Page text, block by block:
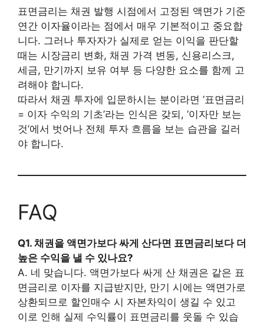
표면금리는 채권 발행 시점에서 고정된 액면가 기준
연간 이자율이라는 점에서 매우 기본적이고 중요합
니다. 그러나 투자자가 실제로 얻는 이익을 판단할
때는 시장금리 변화, 채권 가격 변동, 신용리스크,
세금, 만기까지 보유 여부 등 다양한 요소를 함께 고
려해야 합니다.
따라서 채권 투자에 입문하시는 분이라면 ‘표면금리
= 이자 수익의 기초’라는 인식은 갖되, ‘이자만 보는
것’에서 벗어나 전체 투자 흐름을 보는 습관을 길러
야 합니다.
FAQ
Q1. 채권을 액면가보다 싸게 산다면 표면금리보다 더
높은 수익을 낼 수 있나요?
A. 네 맞습니다. 액면가보다 싸게 산 채권은 같은 표
면금리로 이자를 지급받지만, 만기 시에는 액면가로
상환되므로 할인매수 시 자본차익이 생길 수 있고
이로 인해 실제 수익률이 표면금리를 웃돌 수 있습